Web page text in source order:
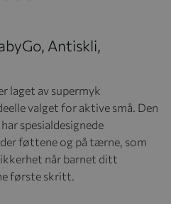
Antiskli,
laget av supermyk
valget for aktive små. Den
spesialdesignede
føttene og på tærne, som
når barnet ditt
første skritt.